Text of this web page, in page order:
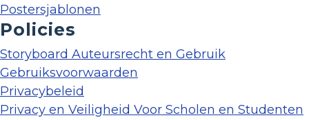
Postersjablonen
Policies
Storyboard Auteursrecht en Gebruik
Gebruiksvoorwaarden
Privacybeleid
Privacy en Veiligheid Voor Scholen en Studenten